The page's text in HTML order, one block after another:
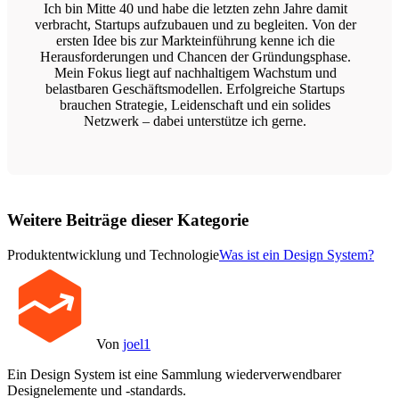
Ich bin Mitte 40 und habe die letzten zehn Jahre damit
verbracht, Startups aufzubauen und zu begleiten. Von der
ersten Idee bis zur Markteinführung kenne ich die
Herausforderungen und Chancen der Gründungsphase.
Mein Fokus liegt auf nachhaltigem Wachstum und
belastbaren Geschäftsmodellen. Erfolgreiche Startups
brauchen Strategie, Leidenschaft und ein solides
Netzwerk – dabei unterstütze ich gerne.
Weitere Beiträge dieser Kategorie
Produktentwicklung und TechnologieWas ist ein Design System?
Von joel1
Ein Design System ist eine Sammlung wiederverwendbarer
Designelemente und -standards.